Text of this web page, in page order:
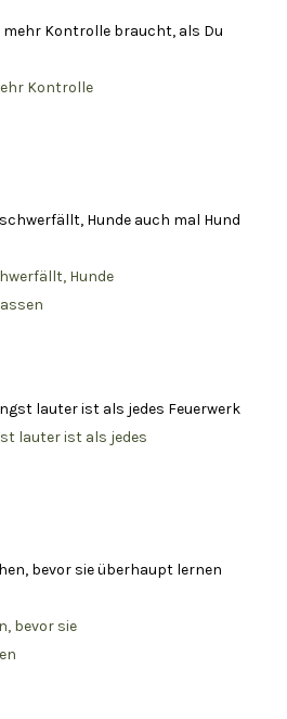
Kontrolle
Hunde
lauter ist als jedes
bevor sie